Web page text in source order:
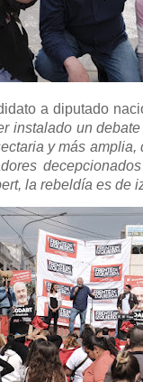
a diputado
instalado un
y más
la rebeldía es de